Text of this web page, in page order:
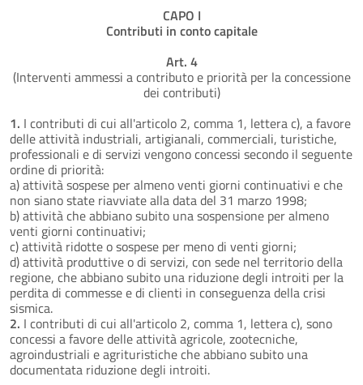
CAPO I
Contributi in conto capitale
Art. 4
(Interventi ammessi a contributo e priorità per la concessione
dei contributi)
1. I contributi di cui all'articolo 2, comma 1, lettera c), a favore
delle attività industriali, artigianali, commerciali, turistiche,
professionali e di servizi vengono concessi secondo il seguente
ordine di priorità:
a) attività sospese per almeno venti giorni continuativi e che
non siano state riavviate alla data del 31 marzo 1998;
b) attività che abbiano subito una sospensione per almeno
venti giorni continuativi;
c) attività ridotte o sospese per meno di venti giorni;
d) attività produttive o di servizi, con sede nel territorio della
regione, che abbiano subito una riduzione degli introiti per la
perdita di commesse e di clienti in conseguenza della crisi
sismica.
2. I contributi di cui all'articolo 2, comma 1, lettera c), sono
concessi a favore delle attività agricole, zootecniche,
agroindustriali e agrituristiche che abbiano subito una
documentata riduzione degli introiti.